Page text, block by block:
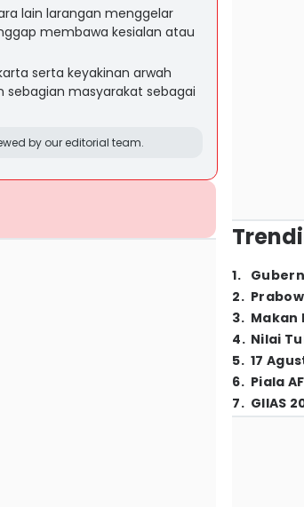
lain larangan menggelar
membawa kesialan atau
serta keyakinan arwah
sebagian masyarakat sebagai
by our editorial team.
1.
2.
3. Makan
4. Nilai
5. 17
6. Piala
7. GIIAS